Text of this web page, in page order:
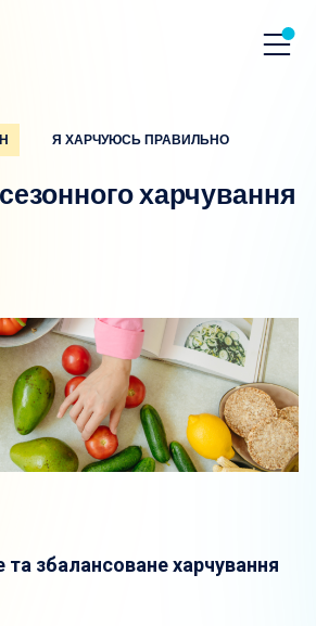
Я ХАРЧУЮСЬ ПРАВИЛЬНО
харчування
збалансоване харчування